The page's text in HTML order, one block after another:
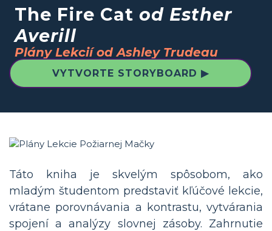
The Fire Cat od Esther
Averill
Plány Lekcií od Ashley Trudeau
VYTVORTE STORYBOARD ▶
Táto kniha je skvelým spôsobom, ako
mladým študentom predstaviť kľúčové lekcie,
vrátane porovnávania a kontrastu, vytvárania
spojení a analýzy slovnej zásoby. Zahrnutie